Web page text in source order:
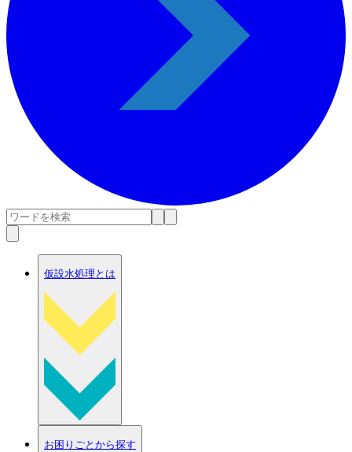
仮設水処理とは
お困りごとから探す